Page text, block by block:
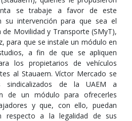
se trabaje a favor de este
su intervención para que sea el
Movilidad y Transporte (SMyT),
para que se instale un módulo en
a fin de que se apliquen
los propietarios de vehículos
al Stauaem. Víctor Mercado se
sindicalizados de la UAEM a
de un módulo para ofrecerles
y que, con ello, puedan
respecto a la legalidad de sus